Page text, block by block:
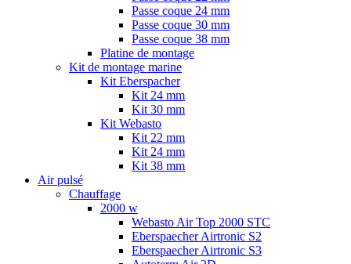
Passe coque 24 mm
Passe coque 30 mm
Passe coque 38 mm
Platine de montage
Kit de montage marine
Kit Eberspacher
Kit 24 mm
Kit 30 mm
Kit Webasto
Kit 22 mm
Kit 24 mm
Kit 38 mm
Air pulsé
Chauffage
2000 w
Webasto Air Top 2000 STC
Eberspaecher Airtronic S2
Eberspaecher Airtronic S3